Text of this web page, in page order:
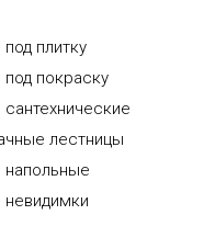
плитку
покраску
лестницы